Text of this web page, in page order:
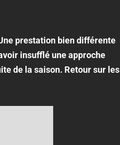
prestation bien différente
insufflé une approche
de la saison. Retour sur les